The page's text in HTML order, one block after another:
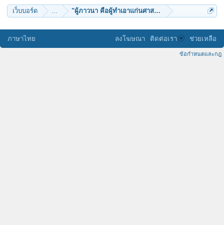
เว็บบอร์ด ... "ผู้ภาวนา คือผู้ทำเอาแก่นศาสนา" (หลวงปู่ขาว อนาลโ
ภาษาไทย ลงโฆษณา ติดต่อเรา ช่วยเหลือ
ข้อกำหนดและกฎ